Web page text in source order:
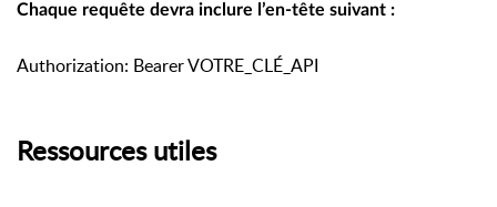
Chaque requête devra inclure l’en-tête suivant :
Authorization: Bearer VOTRE_CLÉ_API
Ressources utiles